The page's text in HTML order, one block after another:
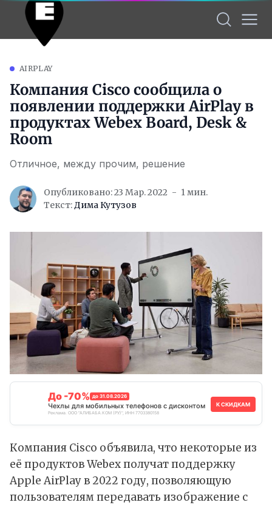
AIRPLAY
Компания Cisco сообщила о
появлении поддержки AirPlay в
продуктах Webex Board, Desk &
Room
Отличное, между прочим, решение
Опубликовано: 23 Мар. 2022
1 мин.
Текст:Дима Кутузов
До -70% до 31.08.2026
Чехлы для мобильных телефонов с дисконтом
Реклама. ООО "АЛИБАБА.КОМ (РУ)", ИНН 7703380158
К СКИДКАМ
Компания Cisco объявила, что некоторые из
её продуктов Webex получат поддержку
Apple AirPlay в 2022 году, позволяющую
пользователям передавать изображение с